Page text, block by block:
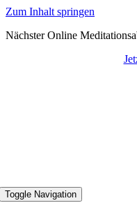
Zum Inhalt springen
Nächster Online
Toggle Navigation